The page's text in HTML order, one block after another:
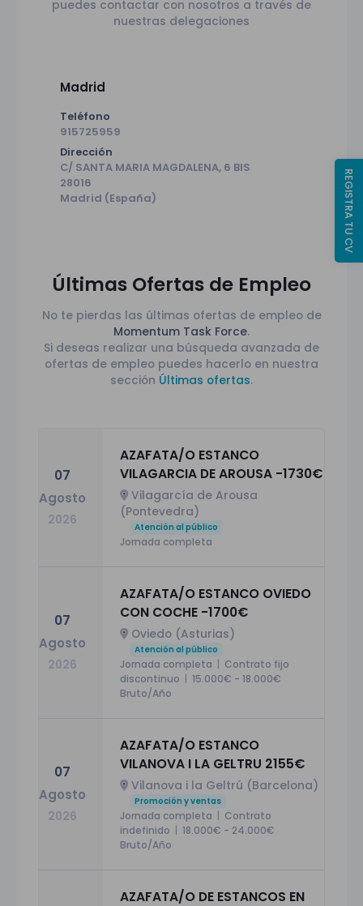
puedes contactar con nosotros a través de
nuestras delegaciones
Madrid
Teléfono
915725959
Dirección
C/ SANTA MARIA MAGDALENA, 6 BIS
28016
Madrid (España)
Últimas Ofertas de Empleo
No te pierdas las últimas ofertas de empleo de
Momentum Task Force.
Si deseas realizar una búsqueda avanzada de
ofertas de empleo puedes hacerlo en nuestra
sección Últimas ofertas.
07
Agosto
2026
AZAFATA/O ESTANCO
VILAGARCIA DE AROUSA -1730€
Vilagarcía de Arousa
(Pontevedra)
Atención al público
Jornada completa
07
Agosto
2026
AZAFATA/O ESTANCO OVIEDO
CON COCHE -1700€
Oviedo (Asturias)
Atención al público
Jornada completa | Contrato fijo
discontinuo | 15.000€ - 18.000€
Bruto/Año
07
Agosto
2026
AZAFATA/O ESTANCO
VILANOVA I LA GELTRU 2155€
Vilanova i la Geltrú (Barcelona)
Promoción y ventas
Jornada completa | Contrato
indefinido | 18.000€ - 24.000€
Bruto/Año
AZAFATA/O DE ESTANCOS EN
REGISTRA TU CV